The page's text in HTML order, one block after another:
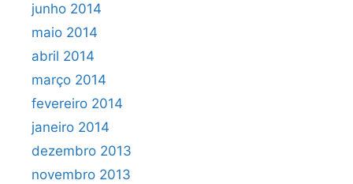
junho 2014
maio 2014
abril 2014
março 2014
fevereiro 2014
janeiro 2014
dezembro 2013
novembro 2013